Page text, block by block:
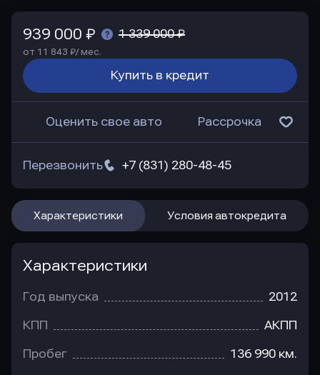
939 000 ₽ 1 339 000 ₽
от 11 843 ₽/ мес.
Купить в кредит
Оценить свое авто Рассрочка
+7 (831) 280-48-45
Перезвонить
Характеристики Условия автокредита
Характеристики
Год выпуска 2012
КПП АКПП
Пробег 136 990 км.